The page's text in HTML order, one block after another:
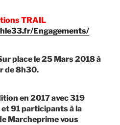
TRAIL
Engagements/
place le 25 Mars 2018 à
de 8h30.
en 2017 avec 319
91 participants à la
Marcheprime vous